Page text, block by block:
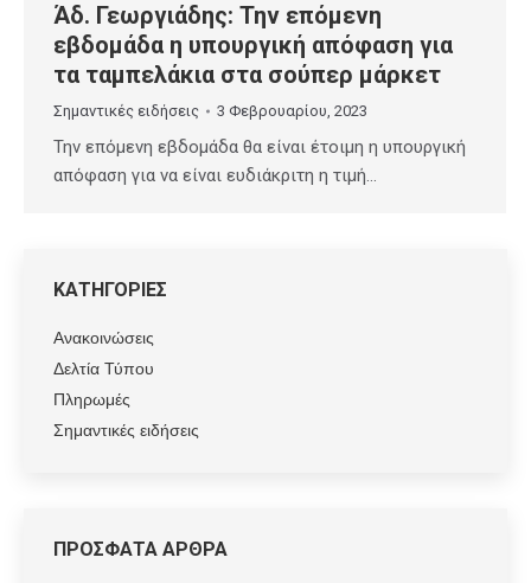
Άδ. Γεωργιάδης: Την επόμενη
εβδομάδα η υπουργική απόφαση για
τα ταμπελάκια στα σούπερ μάρκετ
Σημαντικές ειδήσεις 3 Φεβρουαρίου, 2023
Την επόμενη εβδομάδα θα είναι έτοιμη η υπουργική
απόφαση για να είναι ευδιάκριτη η τιμή…
ΚΑΤΗΓΟΡΙΕΣ
Ανακοινώσεις
Δελτία Τύπου
Πληρωμές
Σημαντικές ειδήσεις
ΠΡΟΣΦΑΤΑ ΑΡΘΡΑ